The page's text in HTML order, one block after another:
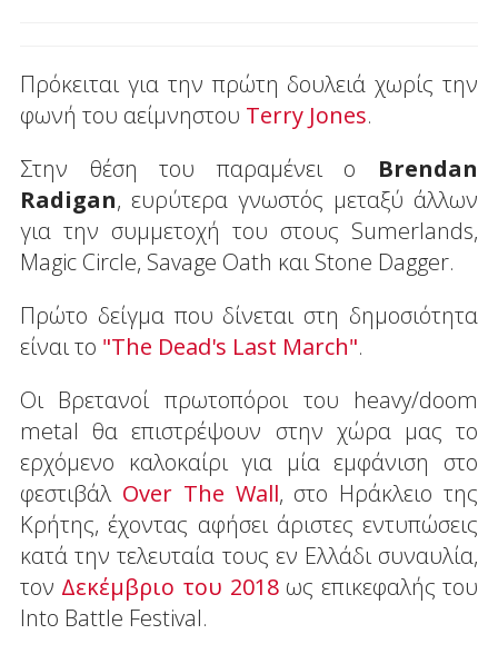
Πρόκειται για την πρώτη δουλειά χωρίς την
φωνή του αείμνηστου Terry Jones.
Στην θέση του παραμένει ο Brendan
Radigan, ευρύτερα γνωστός μεταξύ άλλων
για την συμμετοχή του στους Sumerlands,
Magic Circle, Savage Oath και Stone Dagger.
Πρώτο δείγμα που δίνεται στη δημοσιότητα
είναι το "The Dead's Last March".
Οι Βρετανοί πρωτοπόροι του heavy/doom
metal θα επιστρέψουν στην χώρα μας το
ερχόμενο καλοκαίρι για μία εμφάνιση στο
φεστιβάλ Over The Wall, στο Ηράκλειο της
Κρήτης, έχοντας αφήσει άριστες εντυπώσεις
κατά την τελευταία τους εν Ελλάδι συναυλία,
τον Δεκέμβριο του 2018ως επικεφαλής του
Into Battle Festival.